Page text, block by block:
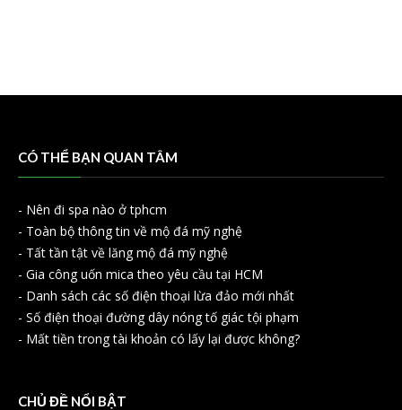
CÓ THỂ BẠN QUAN TÂM
- Nên đi spa nào ở tphcm
- Toàn bộ thông tin về mộ đá mỹ nghệ
- Tất tần tật về lăng mộ đá mỹ nghệ
- Gia công uốn mica theo yêu cầu tại HCM
- Danh sách các số điện thoại lừa đảo mới nhất
- Số điện thoại đường dây nóng tố giác tội phạm
- Mất tiền trong tài khoản có lấy lại được không?
CHỦ ĐỀ NỔI BẬT